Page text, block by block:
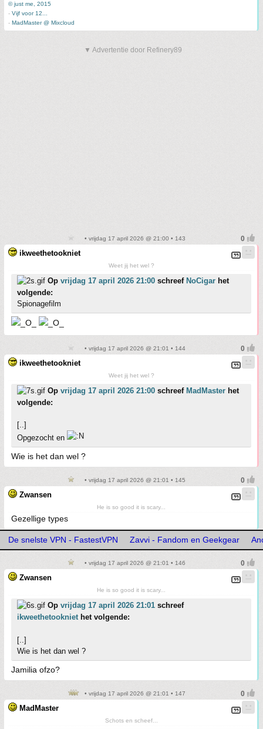
© just me, 2015
- Vijf voor 12...
- MadMaster @ Mixcloud
▼ Advertentie door Refinery89
• vrijdag 17 april 2026 @ 21:00 • 143
ikweethetookniet
Weet jij het wel ?
Op vrijdag 17 april 2026 21:00 schreef NoCigar het
volgende:
Spionagefilm
• vrijdag 17 april 2026 @ 21:01 • 144
ikweethetookniet
Weet jij het wel ?
Op vrijdag 17 april 2026 21:00 schreef MadMaster het
volgende:
[..]
Opgezocht en
Wie is het dan wel ?
• vrijdag 17 april 2026 @ 21:01 • 145
Zwansen
He is so good it is scary...
Gezellige types
De snelste VPN - FastestVPN Zavvi - Fandom en Geekgear
• vrijdag 17 april 2026 @ 21:01 • 146
Zwansen
He is so good it is scary...
Op vrijdag 17 april 2026 21:01 schreef
ikweethetookniethet volgende:
[..]
Wie is het dan wel ?
Jamilia ofzo?
• vrijdag 17 april 2026 @ 21:01 • 147
MadMaster
Schots en scheef...